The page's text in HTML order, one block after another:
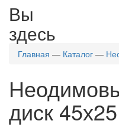
Вы
здесь
Главная — Каталог —
диск